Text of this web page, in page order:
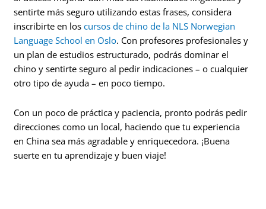
sentirte más seguro utilizando estas frases, considera
inscribirte en loscursos de chino de la NLS Norwegian
Language School en Oslo. Con profesores profesionales y
un plan de estudios estructurado, podrás dominar el
chino y sentirte seguro al pedir indicaciones – o cualquier
otro tipo de ayuda – en poco tiempo.
Con un poco de práctica y paciencia, pronto podrás pedir
direcciones como un local, haciendo que tu experiencia
en China sea más agradable y enriquecedora. ¡Buena
suerte en tu aprendizaje y buen viaje!